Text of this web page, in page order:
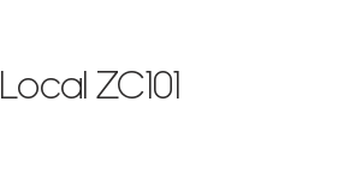
Local ZC101